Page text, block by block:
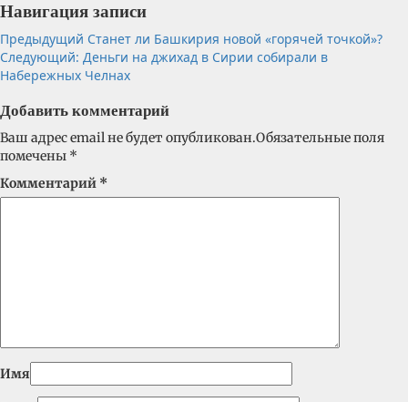
Навигация записи
Предыдущий Станет ли Башкирия новой «горячей точкой»?
Следующий: Деньги на джихад в Сирии собирали в
Набережных Челнах
Добавить комментарий
Ваш адрес email не будет опубликован.Обязательные поля
помечены *
Комментарий *
Имя